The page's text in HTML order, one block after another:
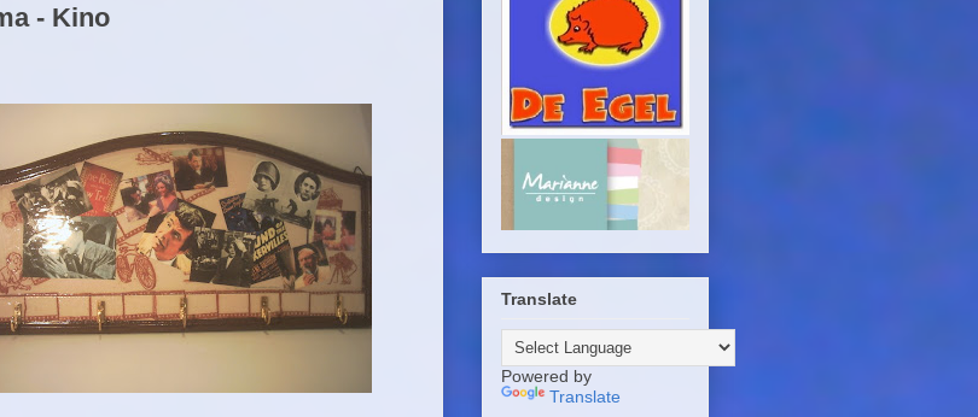
- Kino
Translate
Powered by
Translate